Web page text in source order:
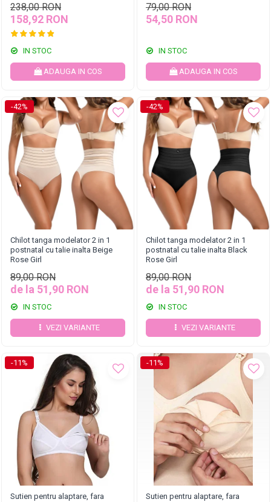
238,00 RON
158,92 RON
IN STOC
ADAUGA IN COS
79,00 RON
54,50 RON
IN STOC
ADAUGA IN COS
-42%
Chilot tanga modelator 2 in 1
postnatal cu talie inalta Beige
Rose Girl
89,00 RON
de la 51,90 RON
IN STOC
VEZI VARIANTE
-42%
Chilot tanga modelator 2 in 1
postnatal cu talie inalta Black
Rose Girl
89,00 RON
de la 51,90 RON
IN STOC
VEZI VARIANTE
-11%
Sutien pentru alaptare, fara
-11%
Sutien pentru alaptare, fara